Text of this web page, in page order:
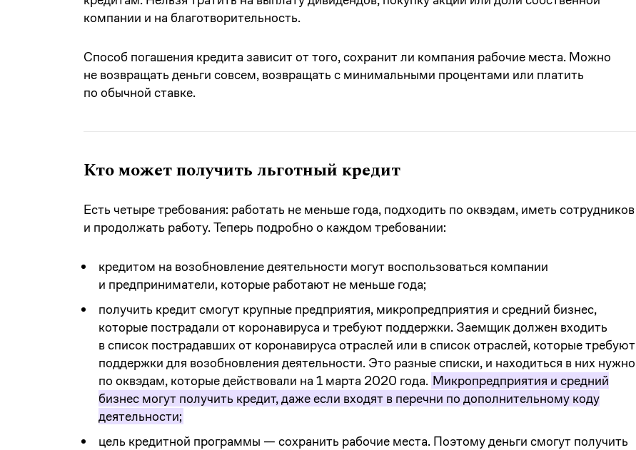
компании и на благотворительность.
Способ погашения кредита зависит от того, сохранит ли компания рабочие места. Можно
не возвращать деньги совсем, возвращать с минимальными процентами или платить
по обычной ставке.
Кто может получить льготный кредит
Есть четыре требования: работать не меньше года, подходить по оквэдам, иметь сотрудников
и продолжать работу. Теперь подробно о каждом требовании:
кредитом на возобновление деятельности могут воспользоваться компании
и предприниматели, которые работают не меньше года;
получить кредит смогут крупные предприятия, микропредприятия и средний бизнес,
которые пострадали от коронавируса и требуют поддержки. Заемщик должен входить
в список пострадавших от коронавируса отраслей или в список отраслей, которые требуют
поддержки для возобновления деятельности. Это разные списки, и находиться в них нужно
по оквэдам, которые действовали на 1 марта 2020 года. Микропредприятия и средний
бизнес могут получить кредит, даже если входят в перечни по дополнительному коду
деятельности;
цель кредитной программы — сохранить рабочие места. Поэтому деньги смогут получить